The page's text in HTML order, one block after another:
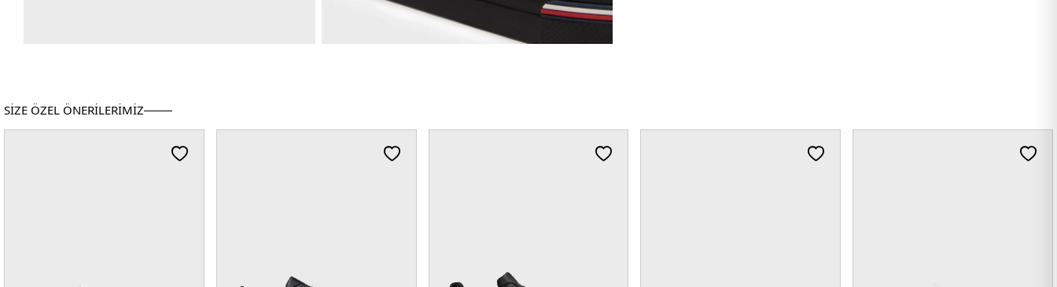
SİZE ÖZEL ÖNERİLERİMİZ